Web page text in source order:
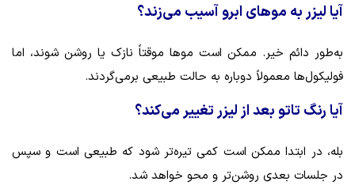
آیا لیزر به موهای ابرو آسیب می‌زند؟
به‌طور دائم خیر. ممکن است موها موقتاً نازک یا روشن شوند، اما
فولیکول‌ها معمولاً دوباره به حالت طبیعی برمی‌گردند.
آیا رنگ تاتو بعد از لیزر تغییر می‌کند؟
بله، در ابتدا ممکن است کمی تیره‌تر شود که طبیعی است و سپس
در جلسات بعدی روشن‌تر و محو خواهد شد.